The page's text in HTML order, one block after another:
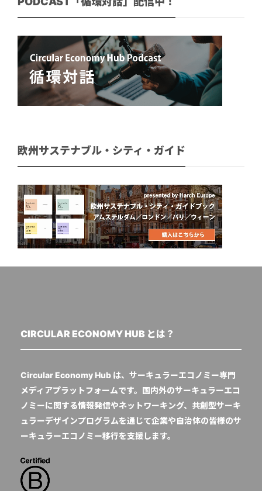
欧州サステナブル・シティ・ガイド
CIRCULAR ECONOMY HUB とは？
Circular Economy Hub は、サーキュラーエコノミー専門
メディアプラットフォームです。国内外のサーキュラーエコ
ノミーに関する情報発信やネットワーキング、共創型サーキ
ュラーデザインプログラムを通じて企業や自治体の皆様のサ
ーキュラーエコノミー移行を支援します。